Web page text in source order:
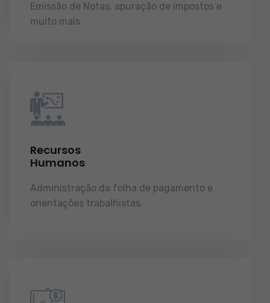
Emissão de Notas, apuração de impostos e
muito mais.
Recursos
Humanos
Administração da folha de pagamento e
orientações trabalhistas.